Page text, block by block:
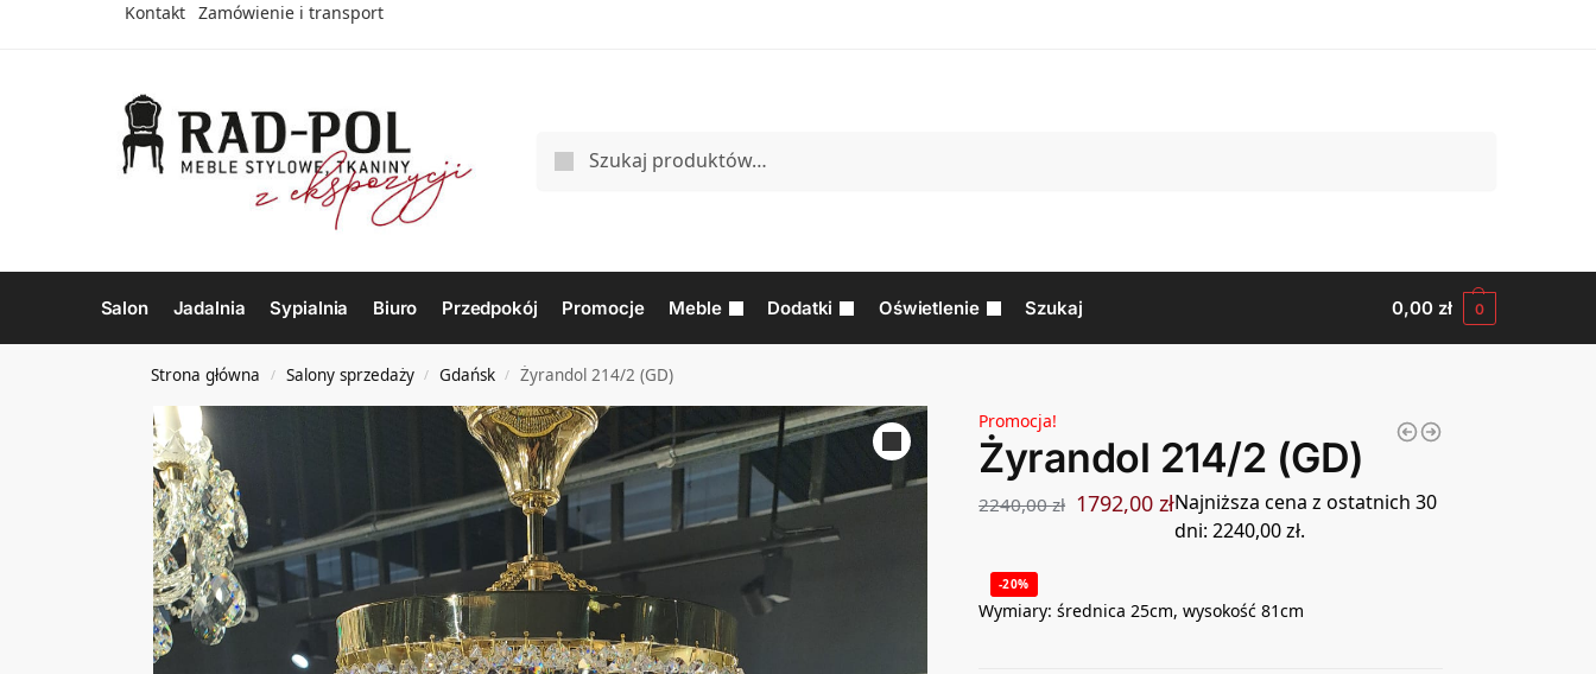
Kontakt Zamówienie i transport
Salon Jadalnia Sypialnia Biuro Przedpokój Promocje Meble Dodatki Oświetlenie Szukaj 0,00 zł 0
Strona główna / Salony sprzedaży / Gdańsk / Żyrandol 214/2 (GD)
Promocja!
Żyrandol 214/2 (GD)
2240,00zł 1792,00złNajniższa cena z ostatnich 30
dni:2240,00zł.
-20%
Wymiary: średnica 25cm, wysokość 81cm